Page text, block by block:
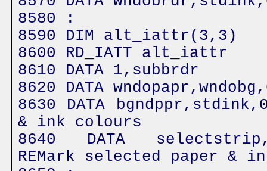
8580 :
8590 DIM alt_iattr(3,3)
8600 RD_IATT alt_iattr
8610 DATA 1,subbrdr
8620 DATA
8630 DATA
& ink colours
8640 DATA
REMark selected paper &